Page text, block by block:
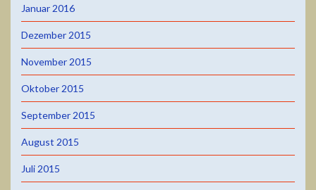
Januar 2016
Dezember 2015
November 2015
Oktober 2015
September 2015
August 2015
Juli 2015